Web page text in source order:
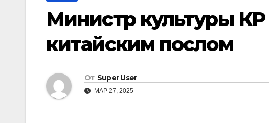
Министр культуры КР
китайским послом
От Super User
МАР 27, 2025